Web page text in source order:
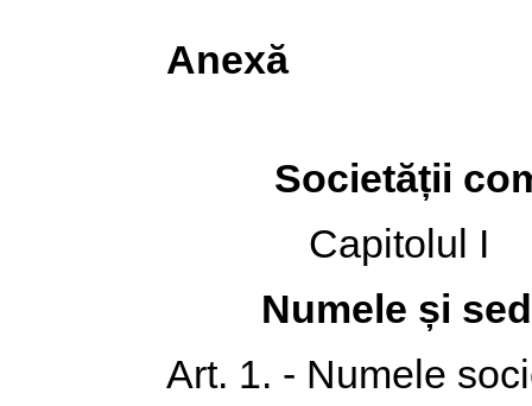
Anexă
Societății
Capitolul I
Numele și
Art. 1. - Numele